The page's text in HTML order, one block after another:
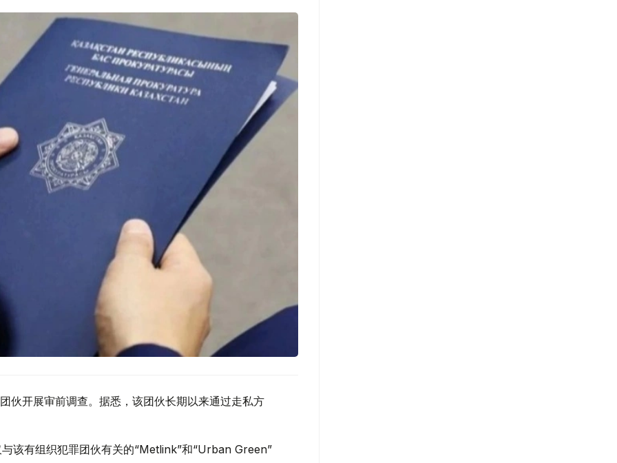
伙开展审前调查。据悉，该团伙长期以来通过走私方
该有组织犯罪团伙有关的“Metlink”和“Urban Green”